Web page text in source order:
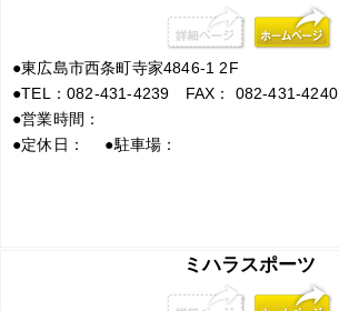
●東広島市西条町寺家4846-1 2F
●TEL：082-431-4239 FAX： 082-431-4240
●営業時間：
●定休日： ●駐車場：
ミハラスポーツ